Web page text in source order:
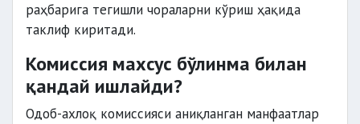
раҳбарига тегишли чораларни кўриш ҳақида
таклиф киритади.
Комиссия махсус бўлинма билан
қандай ишлайди?
Одоб-ахлоқ комиссияси аниқланган манфаатлар